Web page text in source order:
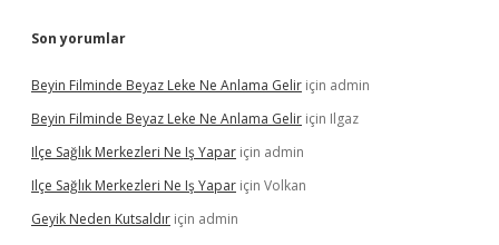
Son yorumlar
Beyin Filminde Beyaz Leke Ne Anlama Gelir için admin
Beyin Filminde Beyaz Leke Ne Anlama Gelir için Ilgaz
Ilçe Sağlık Merkezleri Ne Iş Yapar için admin
Ilçe Sağlık Merkezleri Ne Iş Yapar için Volkan
Geyik Neden Kutsaldır için admin